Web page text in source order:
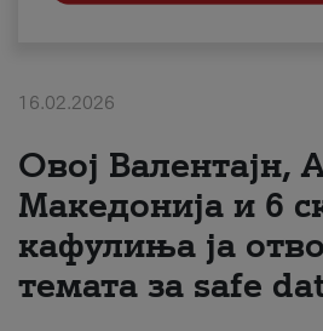
Плати сметка
#ПодобарОнлајн
16.02.2026
Овој Валентајн,
Македонија и 6
кафулиња ја
темата за safe